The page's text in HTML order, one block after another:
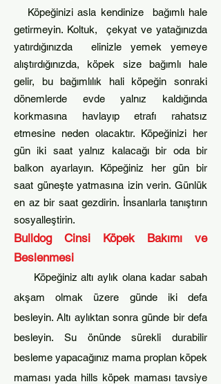
Köpeğinizi asla kendinize bağımlı hale
getirmeyin. Koltuk, çekyat ve yatağınızda
yatırdığınızda elinizle yemek yemeye
alıştırdığınızda, köpek size bağımlı hale
gelir, bu bağımlılık hali köpeğin sonraki
dönemlerde evde yalnız kaldığında
korkmasına havlayıp etrafı rahatsız
etmesine neden olacaktır. Köpeğinizi her
gün iki saat yalnız kalacağı bir oda bir
balkon ayarlayın. Köpeğiniz her gün bir
saat güneşte yatmasına izin verin. Günlük
en az bir saat gezdirin. İnsanlarla tanıştırın
sosyalleştirin.
Bulldog Cinsi Köpek Bakımı ve
Beslenmesi
Köpeğiniz altı aylık olana kadar sabah
akşam olmak üzere günde iki defa
besleyin. Altı aylıktan sonra günde bir defa
besleyin. Su önünde sürekli durabilir
besleme yapacağınız mama proplan köpek
maması yada hills köpek maması tavsiye